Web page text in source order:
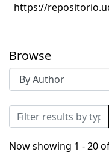
https://
Browse
Browsing
Now showing 1 - 20